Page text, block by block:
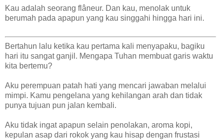
Kau adalah seorang flâneur. Dan kau, menolak untuk
berumah pada apapun yang kau singgahi hingga hari ini.
Bertahun lalu ketika kau pertama kali menyapaku, bagiku
hari itu sangat ganjil. Mengapa Tuhan membuat garis waktu
kita bertemu?
Aku perempuan patah hati yang mencari jawaban melalui
mimpi. Kamu pengelana yang kehilangan arah dan tidak
punya tujuan pun jalan kembali.
Aku tidak ingat apapun selain penolakan, aroma kopi,
kepulan asap dari rokok yang kau hisap dengan frustasi